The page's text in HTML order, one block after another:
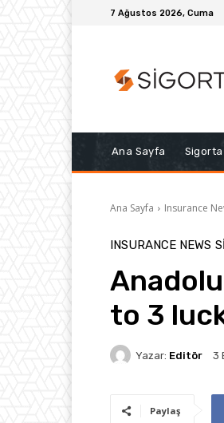
7 Ağustos 2026, Cuma
Ana Sayfa Sigorta
Ana Sayfa Insurance
INSURANCE NEWS
to 3
Yazar: Editör 3
Paylaş